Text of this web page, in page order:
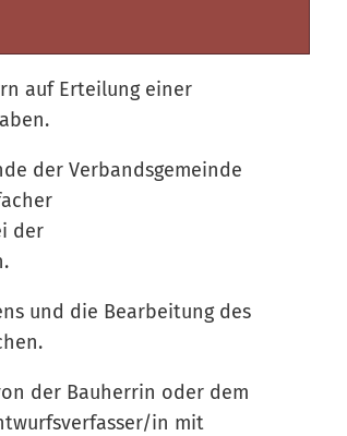
auf Erteilung einer
der Verbandsgemeinde
der
und die Bearbeitung des
der Bauherrin oder dem
in mit